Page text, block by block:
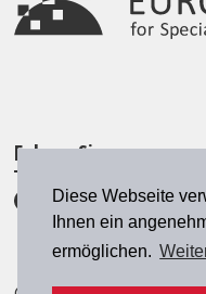
Diese Webseite
Ihnen ein
ermöglichen.
Folgen Sie uns